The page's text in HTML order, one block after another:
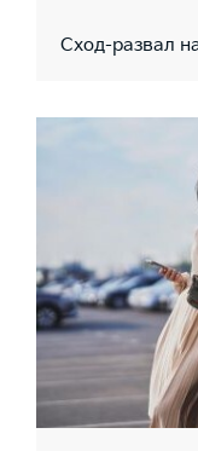
Сход-развал